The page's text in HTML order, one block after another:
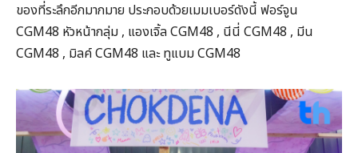
ของที่ระลึกอีกมากมาย ประกอบด้วยเมมเบอร์ดังนี้ ฟอร์จูน
CGM48 หัวหน้ากลุ่ม , แองเจิ้ล CGM48 , นีนี่ CGM48 , มีน
CGM48 , มิลค์ CGM48 และ ทูแบม CGM48